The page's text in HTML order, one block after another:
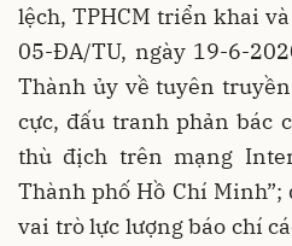
lệch, TPHCM triển khai
05-ĐA/TU, ngày 19-6-
Thành ủy về tuyên
cực, đấu tranh phản bác
thù địch trên mạng
Thành phố Hồ Chí
vai trò lực lượng báo chí